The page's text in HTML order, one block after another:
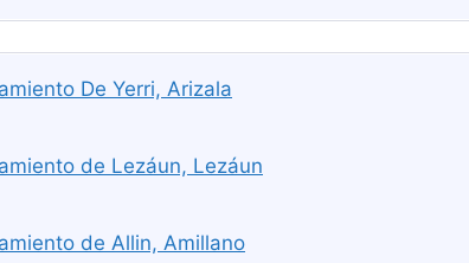
De Yerri, Arizala
de Lezáun, Lezáun
de Allin, Amillano